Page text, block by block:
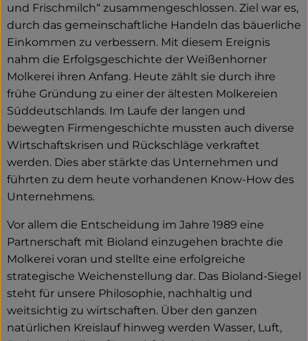
und Frischmilch“ zusammengeschlossen. Ziel war es,
durch das gemeinschaftliche Handeln das bäuerliche
Einkommen zu verbessern. Mit diesem Ereignis
nahm die Erfolgsgeschichte der Weißenhorner
Molkerei ihren Anfang. Heute zählt sie durch ihre
frühe Gründung zu einer der ältesten Molkereien
Süddeutschlands. Im Laufe der langen und
bewegten Firmengeschichte mussten auch diverse
Wirtschaftskrisen und Rückschläge verkraftet
werden. Dies aber stärkte das Unternehmen und
führten zu dem heute vorhandenen Know-How des
Unternehmens.
Vor allem die Entscheidung im Jahre 1989 eine
Partnerschaft mit Bioland einzugehen brachte die
Molkerei voran und stellte eine erfolgreiche
strategische Weichenstellung dar. Das Bioland-Siegel
steht für unsere Philosophie, nachhaltig und
weitsichtig zu wirtschaften. Über den ganzen
natürlichen Kreislauf hinweg werden Wasser, Luft,